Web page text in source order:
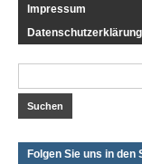
Impressum
Datenschutzerklärung
Folgen Sie uns in den